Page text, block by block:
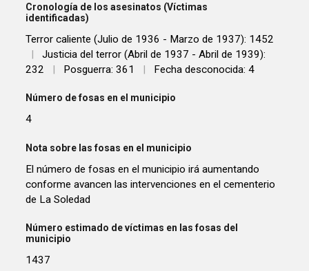
Cronología de los asesinatos (Víctimas
identificadas)
Terror caliente (Julio de 1936 - Marzo de 1937): 1452
|
Justicia del terror (Abril de 1937 - Abril de 1939):
232
| Posguerra: 361 | Fecha desconocida: 4
Número de fosas en el municipio
4
Nota sobre las fosas en el municipio
El número de fosas en el municipio irá aumentando
conforme avancen las intervenciones en el cementerio
de La Soledad
Número estimado de víctimas en las fosas del
municipio
1437